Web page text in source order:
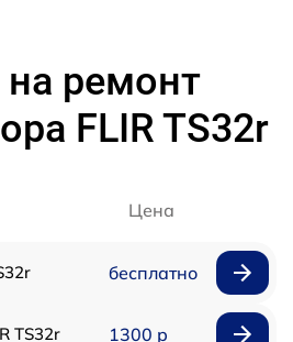
ремонт
FLIR TS32r
Цена
бесплатно
TS32r 1300 р